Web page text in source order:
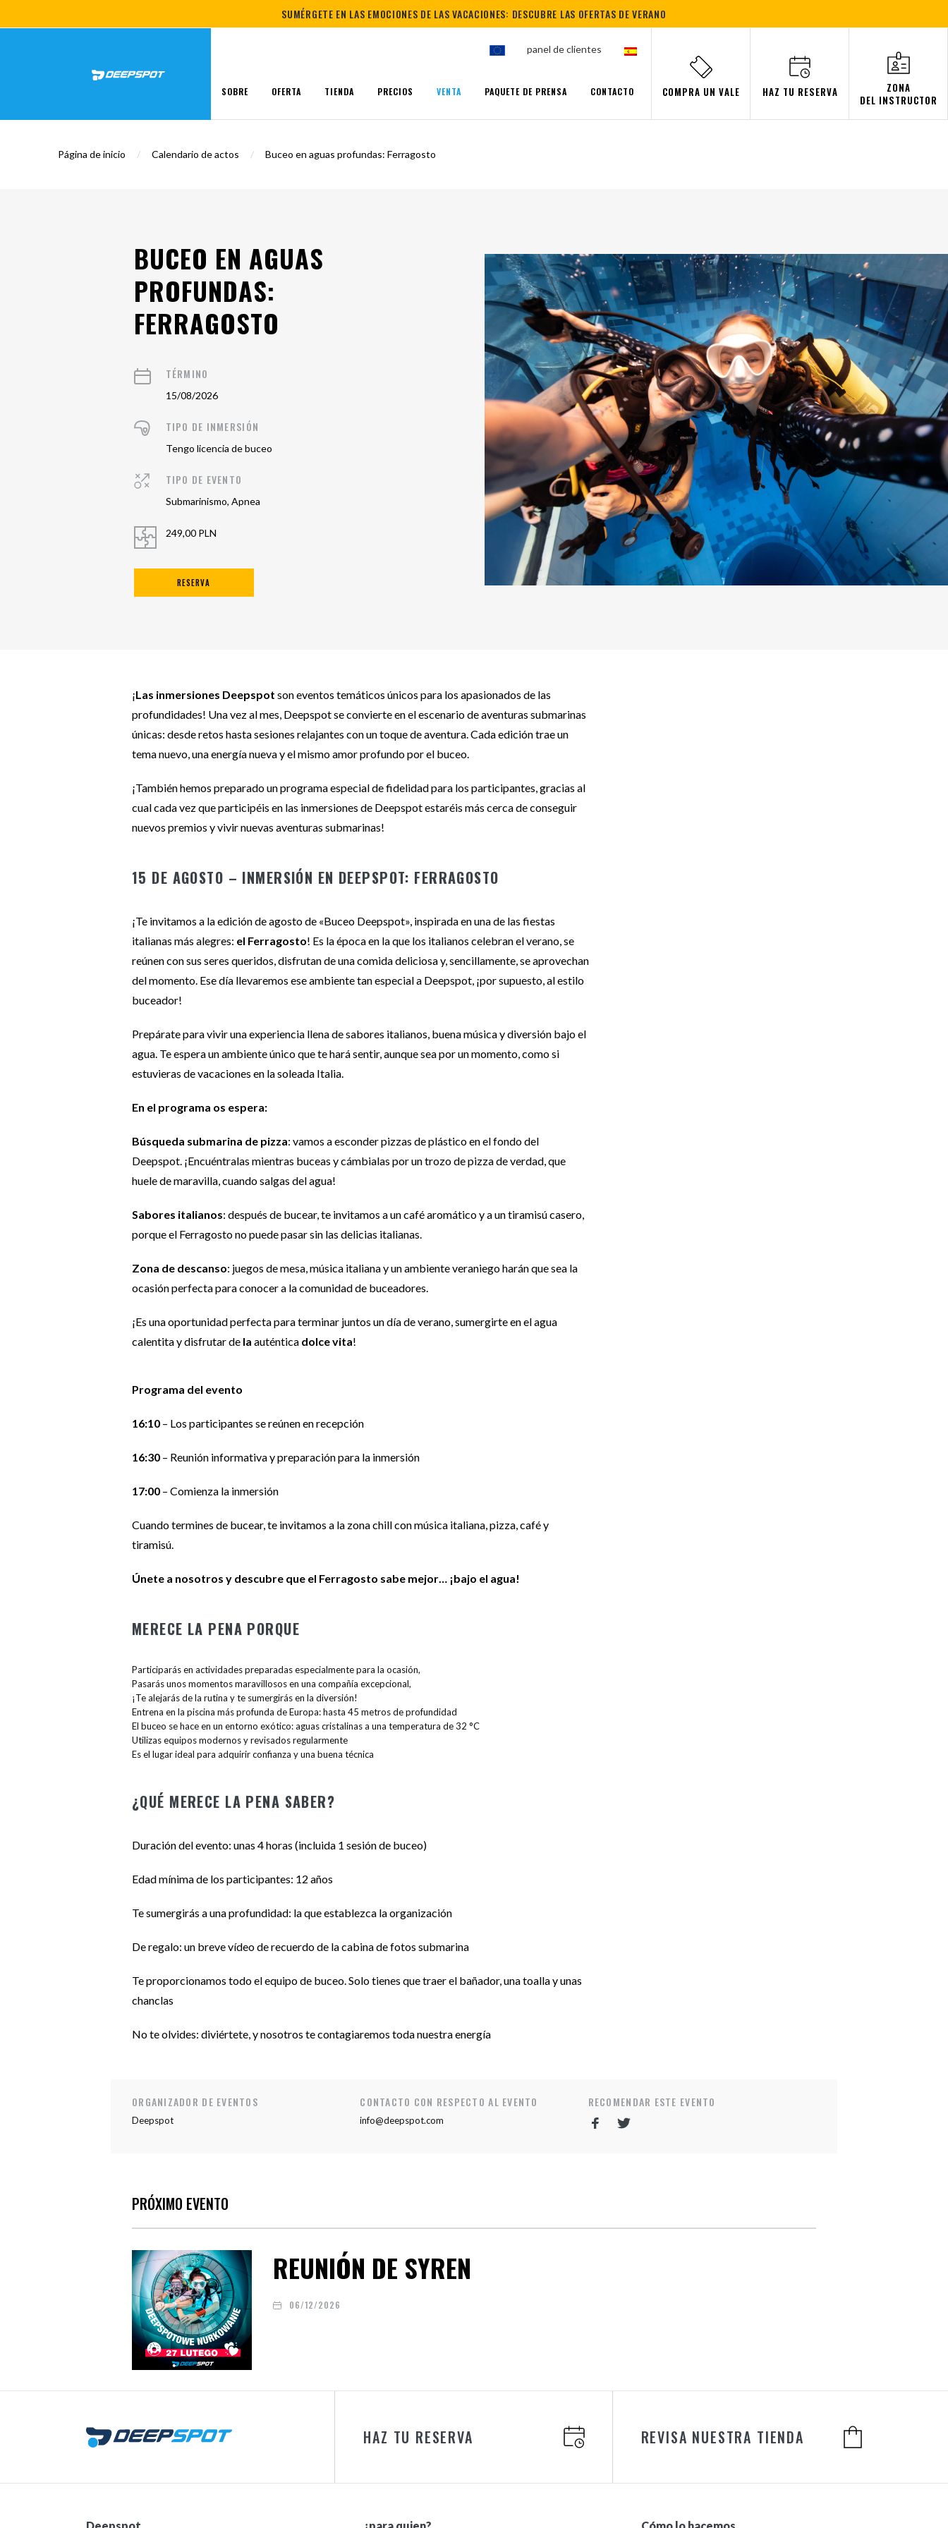
SUMÉRGETE EN LAS EMOCIONES DE LAS VACACIONES: DESCUBRE LAS OFERTAS DE VERANO
panel de clientes
SOBRE OFERTA TIENDA PRECIOS VENTA PAQUETE DE PRENSA CONTACTO COMPRA UN VALE HAZ TU RESERVA
ZONA
DEL INSTRUCTOR
Página de inicio / Calendario de actos / Buceo en aguas profundas: Ferragosto
BUCEO EN AGUAS
PROFUNDAS:
FERRAGOSTO
TÉRMINO
15/08/2026
TIPO DE INMERSIÓN
Tengo licencia de buceo
TIPO DE EVENTO
Submarinismo, Apnea
249,00 PLN
RESERVA
¡Las inmersiones Deepspot son eventos temáticos únicos para los apasionados de las
profundidades! Una vez al mes, Deepspot se convierte en el escenario de aventuras submarinas
únicas: desde retos hasta sesiones relajantes con un toque de aventura. Cada edición trae un
tema nuevo, una energía nueva y el mismo amor profundo por el buceo.
¡También hemos preparado un programa especial de fidelidad para los participantes, gracias al
cual cada vez que participéis en las inmersiones de Deepspot estaréis más cerca de conseguir
nuevos premios y vivir nuevas aventuras submarinas!
15 DE AGOSTO – INMERSIÓN EN DEEPSPOT: FERRAGOSTO
¡Te invitamos a la edición de agosto de «Buceo Deepspot», inspirada en una de las fiestas
italianas más alegres: el Ferragosto! Es la época en la que los italianos celebran el verano, se
reúnen con sus seres queridos, disfrutan de una comida deliciosa y, sencillamente, se aprovechan
del momento. Ese día llevaremos ese ambiente tan especial a Deepspot, ¡por supuesto, al estilo
buceador!
Prepárate para vivir una experiencia llena de sabores italianos, buena música y diversión bajo el
agua. Te espera un ambiente único que te hará sentir, aunque sea por un momento, como si
estuvieras de vacaciones en la soleada Italia.
En el programa os espera:
Búsqueda submarina de pizza: vamos a esconder pizzas de plástico en el fondo del
Deepspot. ¡Encuéntralas mientras buceas y cámbialas por un trozo de pizza de verdad, que
huele de maravilla, cuando salgas del agua!
Sabores italianos: después de bucear, te invitamos a un café aromático y a un tiramisú casero,
porque el Ferragosto no puede pasar sin las delicias italianas.
Zona de descanso: juegos de mesa, música italiana y un ambiente veraniego harán que sea la
ocasión perfecta para conocer a la comunidad de buceadores.
¡Es una oportunidad perfecta para terminar juntos un día de verano, sumergirte en el agua
calentita y disfrutar de la auténtica dolce vita!
Programa del evento
16:10 – Los participantes se reúnen en recepción
16:30 – Reunión informativa y preparación para la inmersión
17:00 – Comienza la inmersión
Cuando termines de bucear, te invitamos a la zona chill con música italiana, pizza, café y
tiramisú.
Únete a nosotros y descubre que el Ferragosto sabe mejor… ¡bajo el agua!
MERECE LA PENA PORQUE
Participarás en actividades preparadas especialmente para la ocasión,
Pasarás unos momentos maravillosos en una compañía excepcional,
¡Te alejarás de la rutina y te sumergirás en la diversión!
Entrena en la piscina más profunda de Europa: hasta 45 metros de profundidad
El buceo se hace en un entorno exótico: aguas cristalinas a una temperatura de 32 °C
Utilizas equipos modernos y revisados regularmente
Es el lugar ideal para adquirir confianza y una buena técnica
¿QUÉ MERECE LA PENA SABER?
Duración del evento: unas 4 horas (incluida 1 sesión de buceo)
Edad mínima de los participantes: 12 años
Te sumergirás a una profundidad: la que establezca la organización
De regalo: un breve vídeo de recuerdo de la cabina de fotos submarina
Te proporcionamos todo el equipo de buceo. Solo tienes que traer el bañador, una toalla y unas
chanclas
No te olvides: diviértete, y nosotros te contagiaremos toda nuestra energía
ORGANIZADOR DE EVENTOS
Deepspot
CONTACTO CON RESPECTO AL EVENTO
info@deepspot.com
RECOMENDAR ESTE EVENTO
PRÓXIMO EVENTO
REUNIÓN DE SYREN
06/12/2026
HAZ TU RESERVA REVISA NUESTRA TIENDA